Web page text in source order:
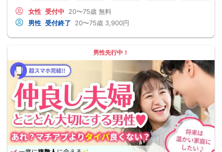
女性 受付中 20〜75歳 無料
男性 受付終了 20〜75歳 3,900円
男性先行中！